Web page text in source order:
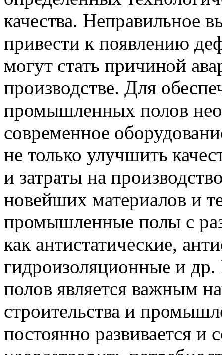
качества. Неправильное
привести к появлению
могут стать причиной
производстве. Для
промышленных полов
современное
не только улучшить
и затраты на
новейших материалов и
промышленные полы с
как антистатические,
гидроизоляционные и
полов является важным
строительства и
постоянно развивается и